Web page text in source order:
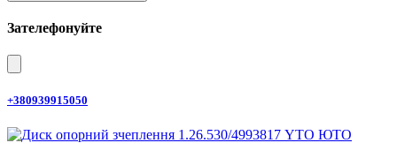
Зателефонуйте
+380939915050